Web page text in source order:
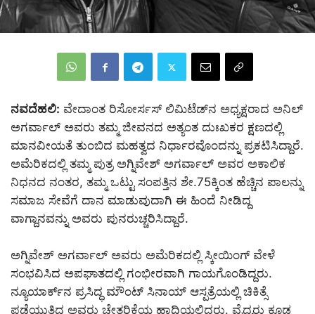
ನವದೆಹಲಿ: ವೇದಾಂತ ರಿಸೋರ್ಸಸ್ ಲಿಮಿಟೆಡ್‌ನ ಅಧ್ಯಕ್ಷರಾದ ಅನಿಲ್
ಅಗರ್ವಾಲ್ ಅವರು ತಮ್ಮ ಜೀವನದ ಅತ್ಯಂತ ದುಃಖಕರ ಕ್ಷಣದಲ್ಲಿ
ಮಾನವೀಯತೆ ತುಂಬಿದ ಮಹತ್ವದ ನಿರ್ಧಾರವೊಂದನ್ನು ಪ್ರಕಟಿಸಿದ್ದಾರೆ.
ಅಮೆರಿಕದಲ್ಲಿ ತಮ್ಮ ಪುತ್ರ ಅಗ್ನಿವೇಶ್ ಅಗರ್ವಾಲ್ ಅವರ ಅಕಾಲಿಕ
ನಿಧನದ ನಂತರ, ತಮ್ಮ ಒಟ್ಟು ಸಂಪತ್ತಿನ ಶೇ.75ಕ್ಕಿಂತ ಹೆಚ್ಚಿನ ಪಾಲನ್ನು
ಸಮಾಜ ಸೇವೆಗೆ ದಾನ ಮಾಡುವುದಾಗಿ ಈ ಹಿಂದೆ ನೀಡಿದ್ದ
ವಾಗ್ದಾನವನ್ನು ಅವರು ಪುನರುಚ್ಚರಿಸಿದ್ದಾರೆ.
ಅಗ್ನಿವೇಶ್ ಅಗರ್ವಾಲ್ ಅವರು ಅಮೆರಿಕದಲ್ಲಿ ಸ್ಕೀಯಿಂಗ್ ವೇಳೆ
ಸಂಭವಿಸಿದ ಅಪಘಾತದಲ್ಲಿ ಗಂಭೀರವಾಗಿ ಗಾಯಗೊಂಡಿದ್ದರು.
ನ್ಯೂಯಾರ್ಕ್‌ನ ಪ್ರಸಿದ್ಧ ಮೌಂಟ್ ಸಿನಾಯ್ ಆಸ್ಪತ್ರೆಯಲ್ಲಿ ಚಿಕಿತ್ಸೆ
ಪಡೆಯುತ್ತಿದ್ದ ಅವರು ಚೇತರಿಕೆಯ ಹಾದಿಯಲ್ಲಿದ್ದರು. ವೈದ್ಯರು ಕೂಡ